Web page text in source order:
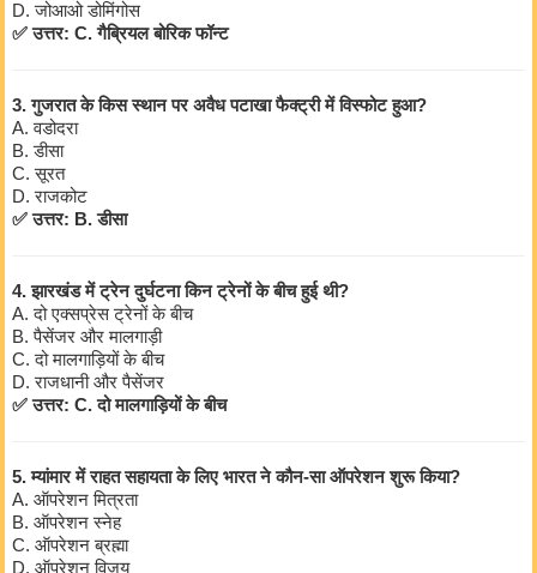
D. जोआओ डोमिंगोस
✅ उत्तर: C. गैब्रियल बोरिक फॉन्ट
3. गुजरात के किस स्थान पर अवैध पटाखा फैक्ट्री में विस्फोट हुआ?
A. वडोदरा
B. डीसा
C. सूरत
D. राजकोट
✅ उत्तर: B. डीसा
4. झारखंड में ट्रेन दुर्घटना किन ट्रेनों के बीच हुई थी?
A. दो एक्सप्रेस ट्रेनों के बीच
B. पैसेंजर और मालगाड़ी
C. दो मालगाड़ियों के बीच
D. राजधानी और पैसेंजर
✅ उत्तर: C. दो मालगाड़ियों के बीच
5. म्यांमार में राहत सहायता के लिए भारत ने कौन-सा ऑपरेशन शुरू किया?
A. ऑपरेशन मित्रता
B. ऑपरेशन स्नेह
C. ऑपरेशन ब्रह्मा
D. ऑपरेशन विजय